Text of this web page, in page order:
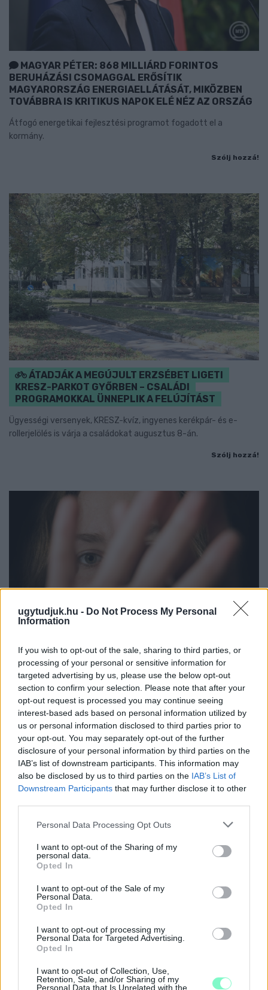
ugytudjuk.hu - Do Not Process My Personal
Information
If you wish to opt-out of the sale, sharing to third parties, or
processing of your personal or sensitive information for
targeted advertising by us, please use the below opt-out
section to confirm your selection. Please note that after your
opt-out request is processed you may continue seeing
interest-based ads based on personal information utilized by
us or personal information disclosed to third parties prior to
your opt-out. You may separately opt-out of the further
disclosure of your personal information by third parties on the
IAB’s list of downstream participants. This information may
also be disclosed by us to third parties on the IAB’s List of
Downstream Participants that may further disclose it to other
Please note that this website/app uses one or more Google
not limited to your visit or usage behaviour. You may click to
grant or deny consent to Google and its third-party tags to
use your data for below specified purposes in below Google
consent section.
Personal Data Processing Opt Outs
I want to opt-out of the Sharing of my
personal data.
Opted In
I want to opt-out of the Sale of my
Personal Data.
Opted In
I want to opt-out of processing my
Personal Data for Targeted Advertising.
Opted In
I want to opt-out of Collection, Use,
Retention, Sale, and/or Sharing of my
Personal Data that Is Unrelated with the
MAGYAR PÉTER: 868 MILLIÁRD FORINTOS
BERUHÁZÁSI CSOMAGGAL ERŐSÍTIK
MAGYARORSZÁG ENERGIAELLÁTÁSÁT, MIKÖZBEN
TOVÁBBRA IS KRITIKUS NAPOK ELÉ NÉZ AZ ORSZÁG
Átfogó energetikai fejlesztési programot fogadott el a
kormány.
Szólj hozzá!
ÁTADJÁK A MEGÚJULT ERZSÉBET LIGETI
KRESZ-PARKOT GYŐRBEN – CSALÁDI
PROGRAMOKKAL ÜNNEPLIK A FELÚJÍTÁST
Ügyességi versenyek, KRESZ-kvíz, ingyenes kerékpár- és e-
rollerjelölés is várja a családokat augusztus 8-án.
Szólj hozzá!
NŐVERŐ SZOMBATHELYI FÉRFI ELLEN EMELT
VÁDAT AZ ÜGYÉSZSÉG
A férfi a nyílt utcán kezdte verni áldozatát.
Szólj hozzá!
A RÓMAIAKTÓL AZ AGYAGKATONÁKIG –
TÁRLATVEZETÉSEK, WORKSHOP ÉS
KÖZÖNSÉGTALÁLKOZÓ VÁRJA A LÁTOGATÓKAT A
GYŐRI RÓMER MÚZEUMBAN